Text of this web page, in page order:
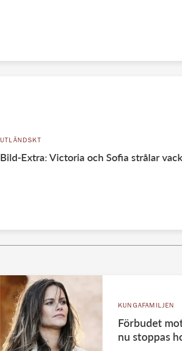
UTLÄNDSKT
Bild-Extra: Victoria och Sofia strålar
KUNGAFAMILJEN
Förbudet
nu stoppas